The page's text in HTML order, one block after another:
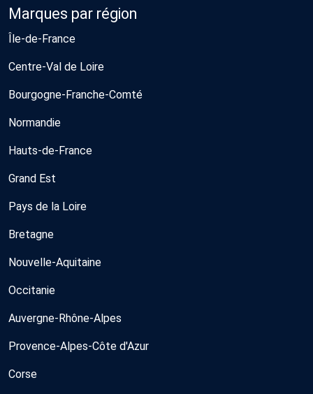
Marques par région
Île-de-France
Centre-Val de Loire
Bourgogne-Franche-Comté
Normandie
Hauts-de-France
Grand Est
Pays de la Loire
Bretagne
Nouvelle-Aquitaine
Occitanie
Auvergne-Rhône-Alpes
Provence-Alpes-Côte d'Azur
Corse